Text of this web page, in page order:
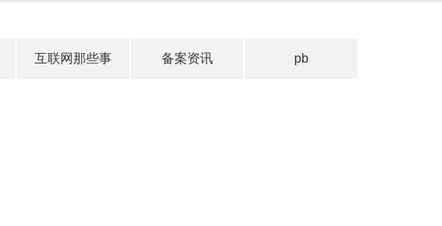
互联网那些事 备案资讯 pb